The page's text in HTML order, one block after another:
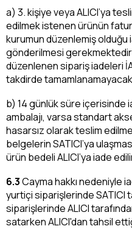
a) 3. kişiye veya ALICI’ya
edilmek istenen ürünün
kurumun düzenlemiş olduğu
gönderilmesi gerekmektedir.
düzenlenen sipariş iadeleri
takdirde
b) 14 günlük süre içerisinde
ambalajı, varsa standart
hasarsız olarak teslim
belgelerin SATICI’ya
ürün bedeli ALICI’ya iade
6.3Cayma hakkı nedeniyle
yurtiçi siparişlerinde SATICI
siparişlerinde ALICI
satarken ALICI'dan tahsil